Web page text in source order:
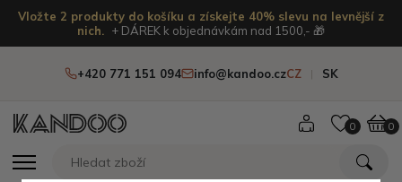
Vložte 2 produkty do košíku a získejte 40% slevu na levnější z
nich.
+ DÁREK k objednávkám nad 1500,- 🎁
+420 771 151 094 info@kandoo.czCZ SK
0 0